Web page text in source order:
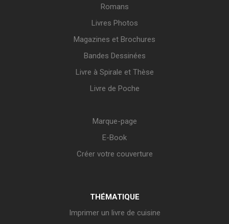
Romans
Livres Photos
Magazines et Brochures
Bandes Dessinées
Livre à Spirale et Thèse
Livre de Poche
Marque-page
E-Book
Créer votre couverture
THÉMATIQUE
Imprimer un livre de cuisine